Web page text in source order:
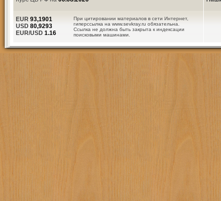
При цитировании материалов в сети Интернет,
гиперссылка на www.sevkray.ru обязательна.
Ссылка не должна быть закрыта к индексации
поисковыми машинами.
EUR 93,1901
USD 80,9293
EUR/USD 1.16